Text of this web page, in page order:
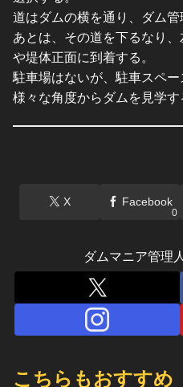
道はダムの横を通り、ダム管
あとは、その道を下るなり
や堤体正面に到着する。
駐車場はないが、駐車スペー
様々な角度からダムを見学す
X Facebook
0
ダムマニア管理
こちらもおすすめ